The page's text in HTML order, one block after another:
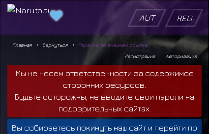
AUT REG
Главная Вернуться
Переход по внешней ссылке
Авторизация
Регистрация
Мы не несем ответственности за содержимое
сторонних ресурсов.
Будьте осторожны, не вводите свои пароли на
подозрительных сайтах.
Вы собираетесь покинуть наш сайт и перейти по